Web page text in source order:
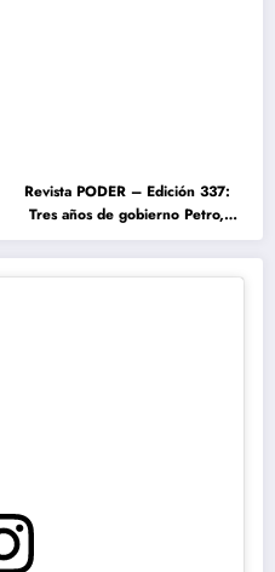
Revista PODER – Edición 337:
Tres años de gobierno Petro,
entre el cambio prometido y el
desencanto ciudadano